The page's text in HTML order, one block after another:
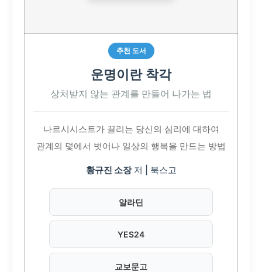
추천 도서
운명이란 착각
상처받지 않는 관계를 만들어 나가는 법
나르시시스트가 끌리는 당신의 심리에 대하여
관계의 덫에서 벗어나 일상의 행복을 만드는 방법
황규진 소장저 | 북스고
알라딘
YES24
교보문고